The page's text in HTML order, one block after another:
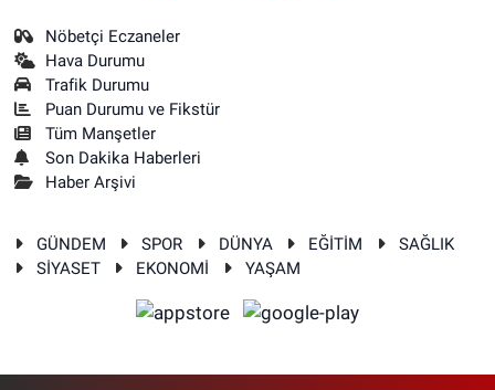
Nöbetçi Eczaneler
Hava Durumu
Trafik Durumu
Puan Durumu ve Fikstür
Tüm Manşetler
Son Dakika Haberleri
Haber Arşivi
GÜNDEM SPOR DÜNYA EĞİTİM
SAĞLIK
SİYASET
EKONOMİ YAŞAM